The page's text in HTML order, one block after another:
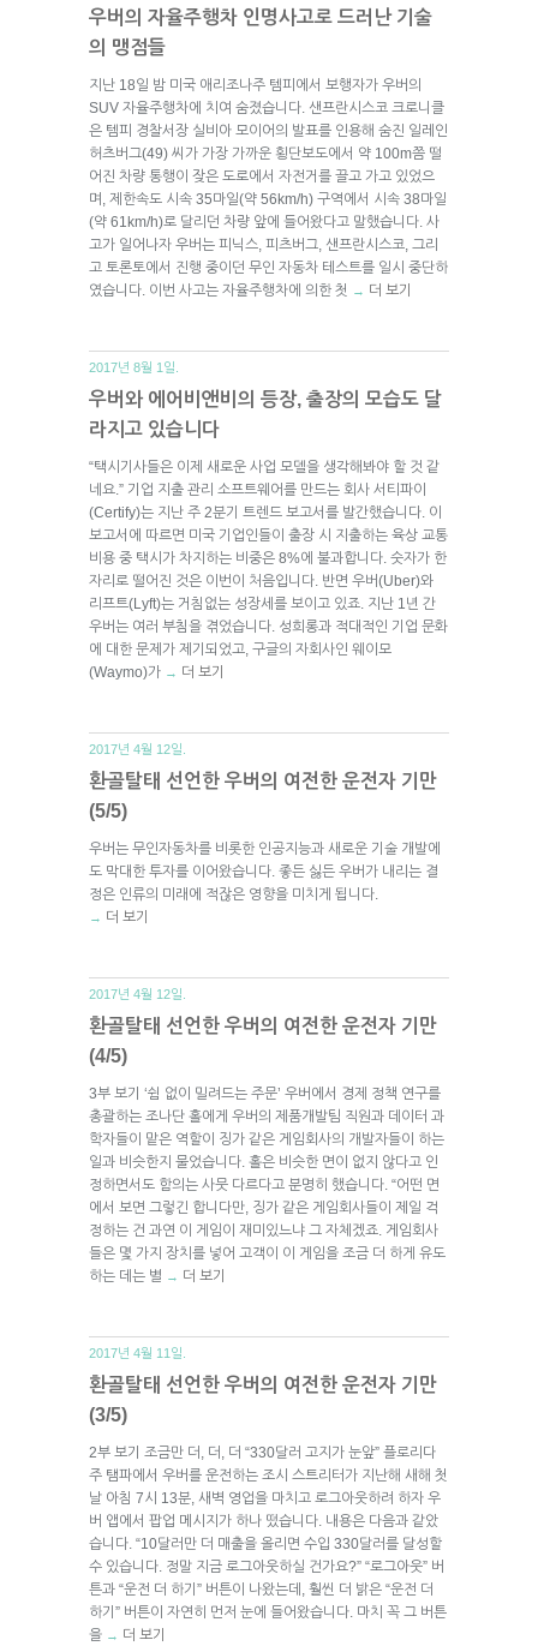
우버의 자율주행차 인명사고로 드러난 기술
의 맹점들
지난 18일 밤 미국 애리조나주 템피에서 보행자가 우버의
SUV 자율주행차에 치여 숨졌습니다. 샌프란시스코 크로니클
은 템피 경찰서장 실비아 모이어의 발표를 인용해 숨진 일레인
허츠버그(49) 씨가 가장 가까운 횡단보도에서 약 100m쯤 떨
어진 차량 통행이 잦은 도로에서 자전거를 끌고 가고 있었으
며, 제한속도 시속 35마일(약 56km/h) 구역에서 시속 38마일
(약 61km/h)로 달리던 차량 앞에 들어왔다고 말했습니다. 사
고가 일어나자 우버는 피닉스, 피츠버그, 샌프란시스코, 그리
고 토론토에서 진행 중이던 무인 자동차 테스트를 일시 중단하
였습니다. 이번 사고는 자율주행차에 의한 첫 → 더 보기
2017년 8월 1일.
우버와 에어비앤비의 등장, 출장의 모습도 달
라지고 있습니다
“택시기사들은 이제 새로운 사업 모델을 생각해봐야 할 것 같
네요.” 기업 지출 관리 소프트웨어를 만드는 회사 서티파이
(Certify)는 지난 주 2분기 트렌드 보고서를 발간했습니다. 이
보고서에 따르면 미국 기업인들이 출장 시 지출하는 육상 교통
비용 중 택시가 차지하는 비중은 8%에 불과합니다. 숫자가 한
자리로 떨어진 것은 이번이 처음입니다. 반면 우버(Uber)와
리프트(Lyft)는 거침없는 성장세를 보이고 있죠. 지난 1년 간
우버는 여러 부침을 겪었습니다. 성희롱과 적대적인 기업 문화
에 대한 문제가 제기되었고, 구글의 자회사인 웨이모
(Waymo)가 → 더 보기
2017년 4월 12일.
환골탈태 선언한 우버의 여전한 운전자 기만
(5/5)
우버는 무인자동차를 비롯한 인공지능과 새로운 기술 개발에
도 막대한 투자를 이어왔습니다. 좋든 싫든 우버가 내리는 결
정은 인류의 미래에 적잖은 영향을 미치게 됩니다.
→ 더 보기
2017년 4월 12일.
환골탈태 선언한 우버의 여전한 운전자 기만
(4/5)
3부 보기 ‘쉼 없이 밀려드는 주문’ 우버에서 경제 정책 연구를
총괄하는 조나단 홀에게 우버의 제품개발팀 직원과 데이터 과
학자들이 맡은 역할이 징가 같은 게임회사의 개발자들이 하는
일과 비슷한지 물었습니다. 홀은 비슷한 면이 없지 않다고 인
정하면서도 함의는 사뭇 다르다고 분명히 했습니다. “어떤 면
에서 보면 그렇긴 합니다만, 징가 같은 게임회사들이 제일 걱
정하는 건 과연 이 게임이 재미있느냐 그 자체겠죠. 게임회사
들은 몇 가지 장치를 넣어 고객이 이 게임을 조금 더 하게 유도
하는 데는 별 → 더 보기
2017년 4월 11일.
환골탈태 선언한 우버의 여전한 운전자 기만
(3/5)
2부 보기 조금만 더, 더, 더 “330달러 고지가 눈앞” 플로리다
주 탬파에서 우버를 운전하는 조시 스트리터가 지난해 새해 첫
날 아침 7시 13분, 새벽 영업을 마치고 로그아웃하려 하자 우
버 앱에서 팝업 메시지가 하나 떴습니다. 내용은 다음과 같았
습니다. “10달러만 더 매출을 올리면 수입 330달러를 달성할
수 있습니다. 정말 지금 로그아웃하실 건가요?” “로그아웃” 버
튼과 “운전 더 하기” 버튼이 나왔는데, 훨씬 더 밝은 “운전 더
하기” 버튼이 자연히 먼저 눈에 들어왔습니다. 마치 꼭 그 버튼
을 → 더 보기